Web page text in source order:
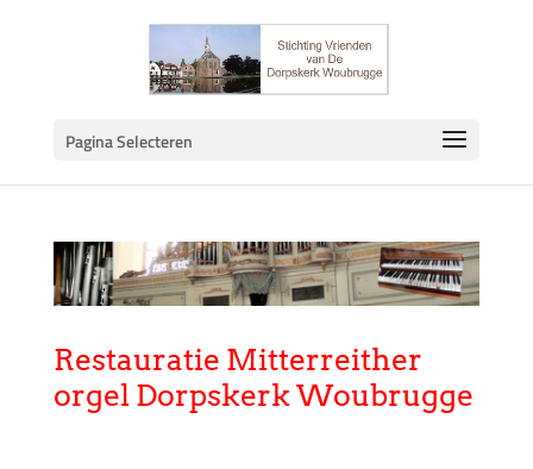
Pagina Selecteren
Restauratie Mitterreither
orgel Dorpskerk Woubrugge